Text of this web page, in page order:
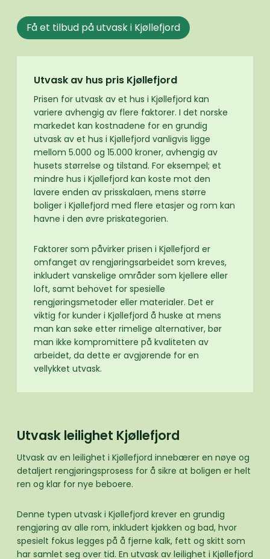
Få et tilbud på utvask i Kjøllefjord
Utvask av hus pris Kjøllefjord
Prisen for utvask av et hus i Kjøllefjord kan
variere avhengig av flere faktorer. I det norske
markedet kan kostnadene for en grundig
utvask av et hus i Kjøllefjord vanligvis ligge
mellom 5.000 og 15.000 kroner, avhengig av
husets størrelse og tilstand. For eksempel; et
mindre hus i Kjøllefjord kan koste mot den
lavere enden av prisskalaen, mens større
boliger i Kjøllefjord med flere etasjer og rom kan
havne i den øvre priskategorien.
Faktorer som påvirker prisen i Kjøllefjord er
omfanget av rengjøringsarbeidet som kreves,
inkludert vanskelige områder som kjellere eller
loft, samt behovet for spesielle
rengjøringsmetoder eller materialer. Det er
viktig for kunder i Kjøllefjord å huske at mens
man kan søke etter rimelige alternativer, bør
man ikke kompromittere på kvaliteten av
arbeidet, da dette er avgjørende for en
vellykket utvask.
Utvask leilighet Kjøllefjord
Utvask av en leilighet i Kjøllefjord innebærer en nøye og
detaljert rengjøringsprosess for å sikre at boligen er helt
ren og klar for nye beboere.
Denne typen utvask i Kjøllefjord krever en grundig
rengjøring av alle rom, inkludert kjøkken og bad, hvor
spesielt fokus legges på å fjerne kalk, fett og skitt som
har samlet seg over tid. En utvask av leilighet i Kjøllefjord